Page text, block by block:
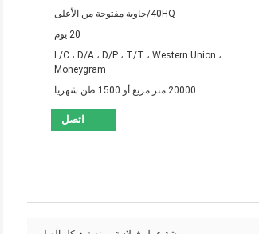
40HQ/حاوية مفتوحة من الأعلى
20 يوم
L/C ، D/A ، D/P ، T/T ، Western Union ،
Moneygram
20000 متر مربع أو 1500 طن شهريا
اتصل